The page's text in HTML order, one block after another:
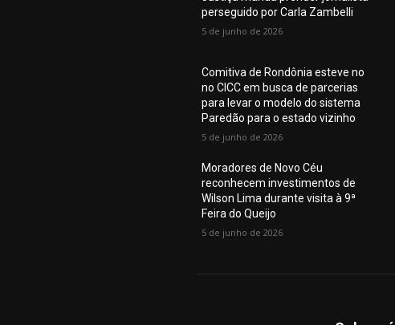
perseguido por Carla Zambelli
5 de junho de 2026
Comitiva de Rondônia esteve no
no CICC em busca de parcerias
para levar o modelo do sistema
Paredão para o estado vizinho
5 de junho de 2026
Moradores de Novo Céu
reconhecem investimentos de
Wilson Lima durante visita à 9ª
Feira do Queijo
5 de junho de 2026